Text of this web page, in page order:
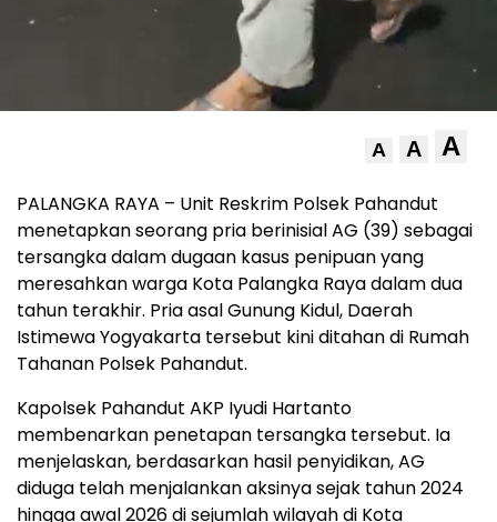
A A A
PALANGKA RAYA – Unit Reskrim Polsek Pahandut
menetapkan seorang pria berinisial AG (39) sebagai
tersangka dalam dugaan kasus penipuan yang
meresahkan warga Kota Palangka Raya dalam dua
tahun terakhir. Pria asal Gunung Kidul, Daerah
Istimewa Yogyakarta tersebut kini ditahan di Rumah
Tahanan Polsek Pahandut.
Kapolsek Pahandut AKP Iyudi Hartanto
membenarkan penetapan tersangka tersebut. Ia
menjelaskan, berdasarkan hasil penyidikan, AG
diduga telah menjalankan aksinya sejak tahun 2024
hingga awal 2026 di sejumlah wilayah di Kota